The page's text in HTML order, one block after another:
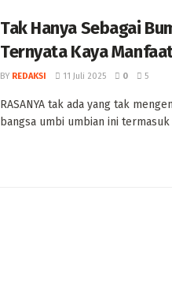
Tak Hanya Sebagai
Ternyata Kaya
BY REDAKSI 11 Juli 2025 0 5
‎RASANYA tak ada yang tak
bangsa umbi umbian ini